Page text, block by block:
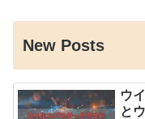
New Posts
ウ
と